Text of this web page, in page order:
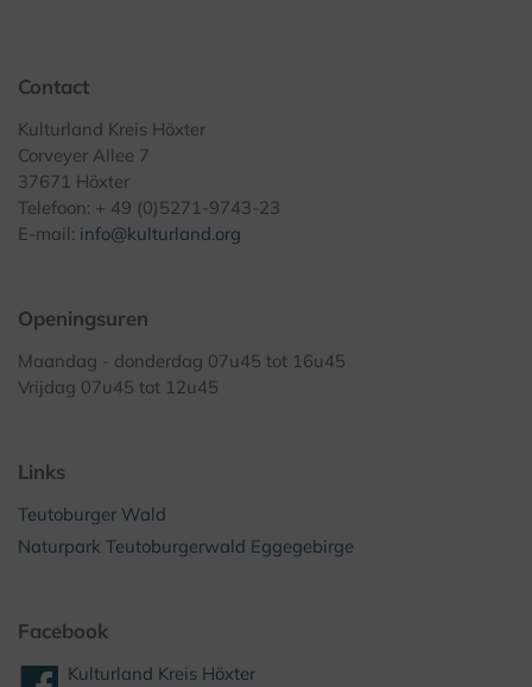
Contact
Kulturland Kreis Höxter
Corveyer Allee 7
37671 Höxter
Telefoon: + 49 (0)5271-9743-23
E-mail: info@kulturland.org
Openingsuren
Maandag - donderdag 07u45 tot 16u45
Vrijdag 07u45 tot 12u45
Links
Teutoburger Wald
Naturpark Teutoburgerwald Eggegebirge
Facebook
Kulturland Kreis Höxter